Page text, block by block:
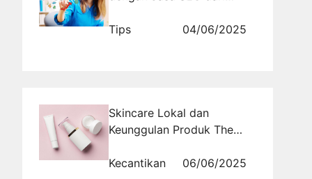
Tips
04/06/2025
Skincare Lokal dan
Keunggulan Produk The
Kecantikan
Kecantikan 06/06/2025